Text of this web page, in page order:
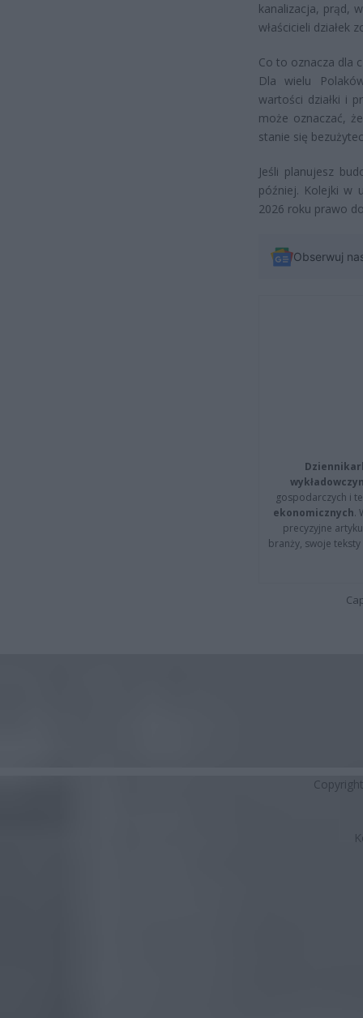
kanalizacja, prąd,
właścicieli działek
Co to oznacza dla
Dla wielu
wartości działki i
może oznaczać,
stanie się
Jeśli planujesz
później. Kolejki w
2026 roku prawo
Obserwuj
gospodarczych i
ekonomicznych.
precyzyjne
branży, swoje